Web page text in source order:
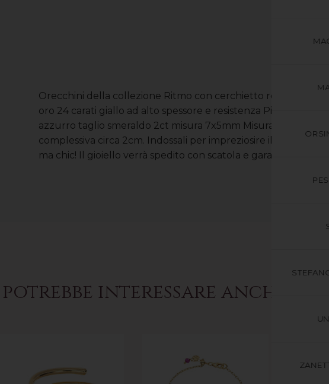
Orecchini della collezione Ritmo con cerchietto realizzati in
oro 24 carati giallo ad alto spessore e resistenza Pietra:
azzurro taglio smeraldo 2ct misura 7x5mm Misura: cerchio
complessiva circa 2cm. Indossali per impreziosire il tuo look
ma chic! Il gioiello verrà spedito con scatola e garanzia originali
interessare anche